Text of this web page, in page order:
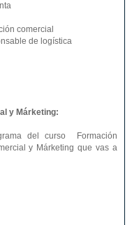
comercial
de logística
y Márketing:
del curso Formación
y Márketing que vas a